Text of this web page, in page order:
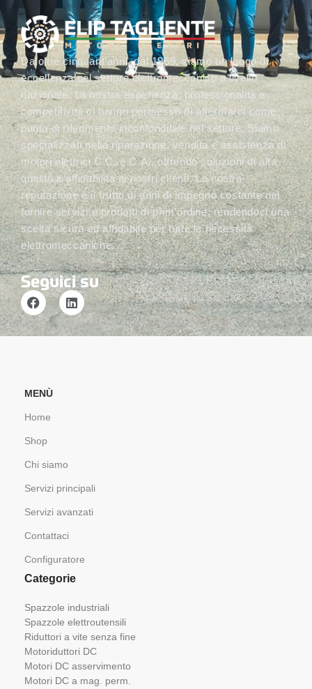
Da oltre cinquant’anni, dal 1969, siamo un luogo di
eccellenza nel settore elettromeccanico a livello
nazionale. La nostra esperienza, professionalità e
competitività ci hanno permesso di affermarci come
punto di riferimento inconfondibile nel settore. Siamo
specializzati nella riparazione, vendita e assistenza di
motori elettrici C.C. e C.A., offrendo soluzioni di alta
qualità e affidabilità ai nostri clienti. La nostra
reputazione è il frutto di anni di impegno costante nel
fornire servizi e prodotti di prim’ordine, rendendoci una
scelta sicura ed affidabile per tutte le necessità
elettromeccaniche.
Seguici su
MENÙ
Home
Shop
Chi siamo
Servizi principali
Servizi avanzati
Contattaci
Configuratore
Categorie
Spazzole industriali
Spazzole elettroutensili
Riduttori a vite senza fine
Motoriduttori DC
Motori DC asservimento
Motori DC a mag. perm.